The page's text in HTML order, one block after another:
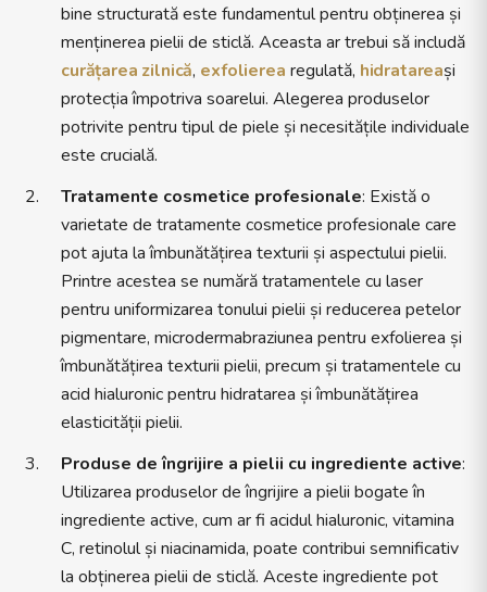
bine structurată este fundamentul pentru obținerea și
menținerea pielii de sticlă. Aceasta ar trebui să includă
curățarea zilnică, exfolierea regulată, hidratareași
protecția împotriva soarelui. Alegerea produselor
potrivite pentru tipul de piele și necesitățile individuale
este crucială.
Tratamente cosmetice profesionale: Există o
varietate de tratamente cosmetice profesionale care
pot ajuta la îmbunătățirea texturii și aspectului pielii.
Printre acestea se numără tratamentele cu laser
pentru uniformizarea tonului pielii și reducerea petelor
pigmentare, microdermabraziunea pentru exfolierea și
îmbunătățirea texturii pielii, precum și tratamentele cu
acid hialuronic pentru hidratarea și îmbunătățirea
elasticității pielii.
Produse de îngrijire a pielii cu ingrediente active:
Utilizarea produselor de îngrijire a pielii bogate în
ingrediente active, cum ar fi acidul hialuronic, vitamina
C, retinolul și niacinamida, poate contribui semnificativ
la obținerea pielii de sticlă. Aceste ingrediente pot